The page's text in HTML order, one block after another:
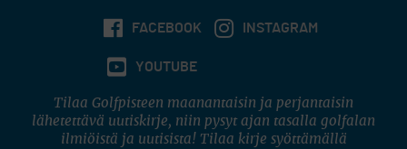
FACEBOOK INSTAGRAM
YOUTUBE
Tilaa Golfpisteen maanantaisin ja perjantaisin
lähetettävä uutiskirje, niin pysyt ajan tasalla golfalan
ilmiöistä ja uutisista! Tilaa kirje syöttämällä